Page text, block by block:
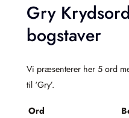
Gry
bogstaver
Vi præsenterer her 5 ord
til ‘Gry’.
Ord